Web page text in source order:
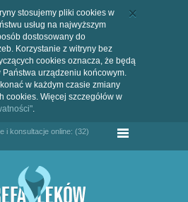
stosujemy pliki cookies w
usług na najwyższym
dostosowany do
Korzystanie z witryny bez
cookies oznacza, że będą
urządzeniu końcowym.
w każdym czasie zmiany
cookies. Więcej szczegółów w
.
i konsultacje online: (32)